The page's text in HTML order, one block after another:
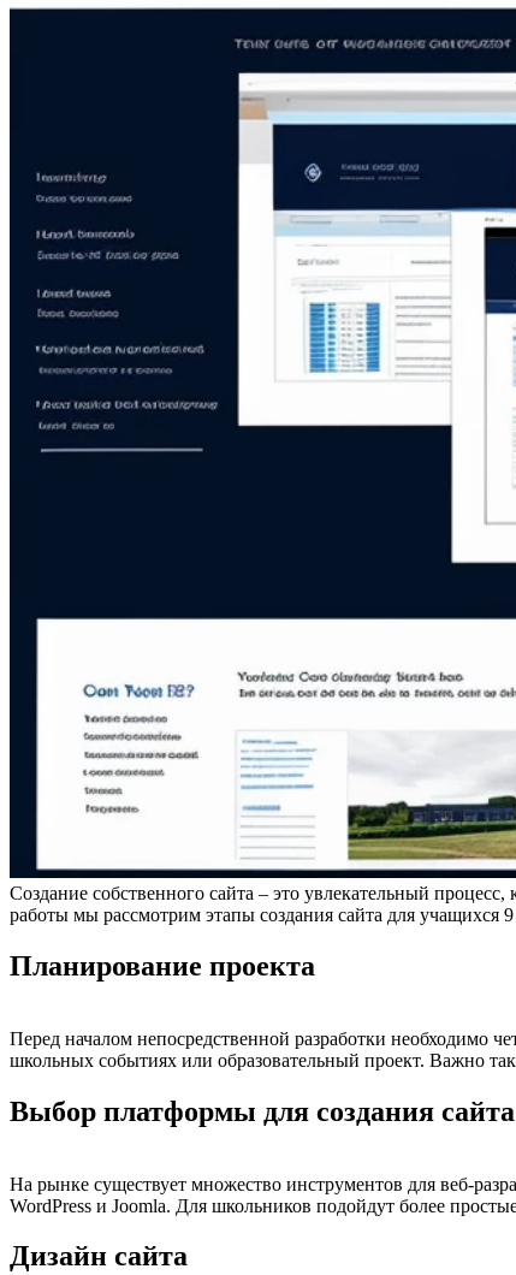
Создание собственного сайта – это увлекательный
работы мы рассмотрим этапы создания сайта для учащихся
Планирование проекта
Перед началом непосредственной разработки необходимо
школьных событиях или образовательный проект. Важно
Выбор платформы для создания сайта
На рынке существует множество инструментов для веб-
WordPress и Joomla. Для школьников подойдут более
Дизайн сайта